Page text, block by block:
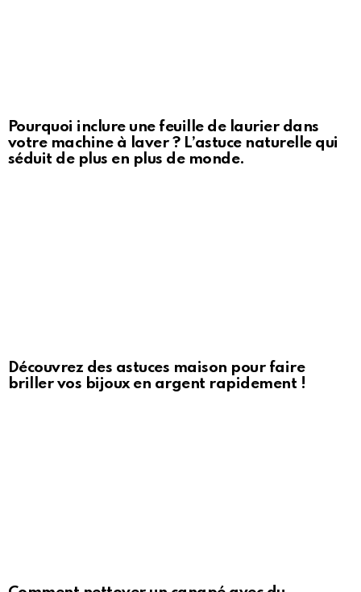
Pourquoi inclure une feuille de laurier dans
votre machine à laver ? L’astuce naturelle qui
séduit de plus en plus de monde.
Découvrez des astuces maison pour faire
briller vos bijoux en argent rapidement !